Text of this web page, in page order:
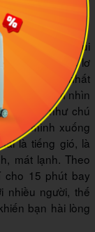
la rộng lớn
từng cơn gió núi
tai, cảm giác lơ
khó quên nhất
và ngắm nhìn
mình như chú
đáp mình xuống
là tiếng gió, là
mát lạnh. Theo
cho 15 phút bay
nhiều người, thế
bạn hài lòng